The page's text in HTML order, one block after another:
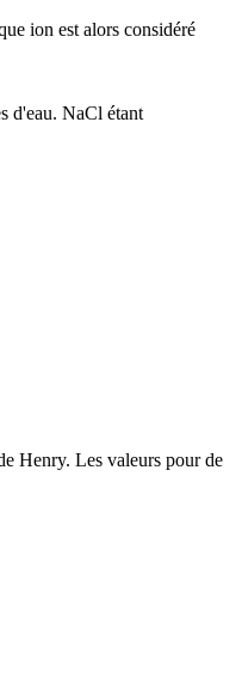
ion est alors considéré
d'eau. NaCl étant
Henry. Les valeurs pour de